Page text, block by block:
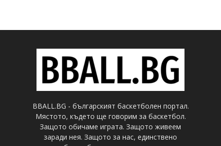
BBALL.BG - българският баскетболен портал.
Мястото, където ще говорим за баскетбол.
Защото обичаме играта. Защото живеем
заради нея. Защото за нас, единствено